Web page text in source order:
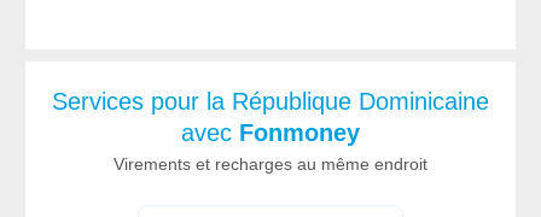
Services pour la République Dominicaine
avec Fonmoney
Virements et recharges au même endroit